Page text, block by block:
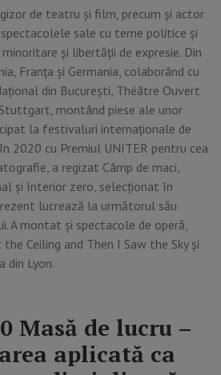
de teatru și film, precum și actor
sale cu teme politice și
și libertății de expresie. Din
Franța și Germania, colaborând cu
din București, Théâtre Ouvert
montând piese ale unor
la festivaluri internaționale de
2020 cu Premiul UNITER pentru cea
a regizat Câmp de maci,
și Interior zero, selecționat în
lucrează la următorul său
A montat și spectacole de operă,
Ceiling and Then I Saw the Sky și
din Lyon.
Masă de lucru –
aplicată ca